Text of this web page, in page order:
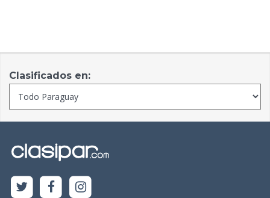
Clasificados en: